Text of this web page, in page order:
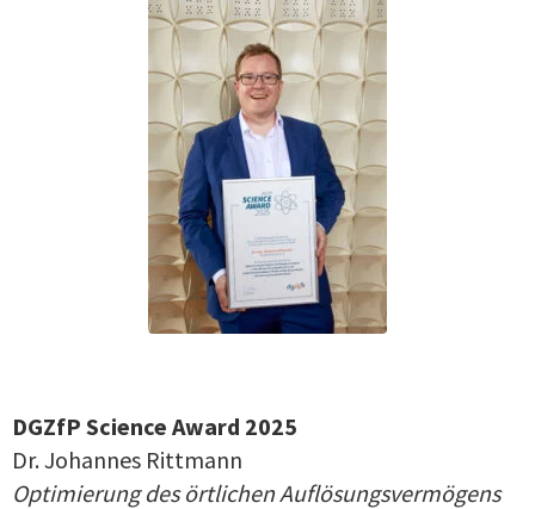
DGZfP Science Award 2025
Dr. Johannes Rittmann
Optimierung des örtlichen Auflösungsvermögens